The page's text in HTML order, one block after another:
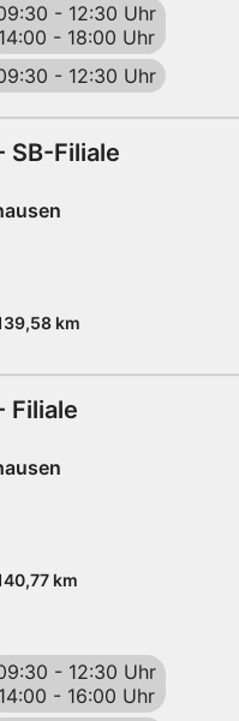
- 12:30 Uhr
14:00 - 18:00 Uhr
- 12:30 Uhr
SB-Filiale
km
Filiale
km
- 12:30 Uhr
14:00 - 16:00 Uhr